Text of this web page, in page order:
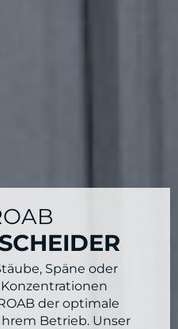
Späne oder
der optimale
Betrieb. Unser